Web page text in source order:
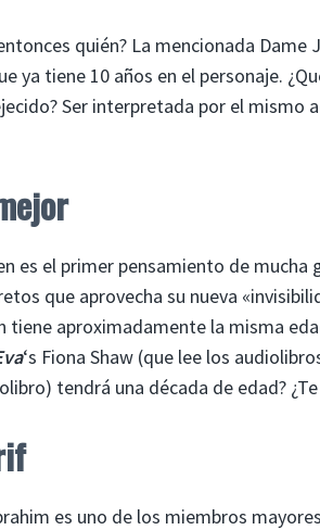
quién? La mencionada
ya tiene 10 años en el personaje.
Ser interpretada por el mismo
es el primer pensamiento de
que aprovecha su nueva
tiene aproximadamente la misma
‘s Fiona Shaw (que lee los
tendrá una década de edad?
es uno de los miembros